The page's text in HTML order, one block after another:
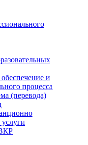
и
процесса
(перевода)